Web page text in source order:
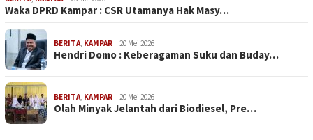
Waka DPRD Kampar : CSR Utamanya Hak Masy…
BERITA, KAMPAR 20 Mei 2026
Hendri Domo : Keberagaman Suku dan Buday…
BERITA, KAMPAR 20 Mei 2026
Olah Minyak Jelantah dari Biodiesel, Pre…